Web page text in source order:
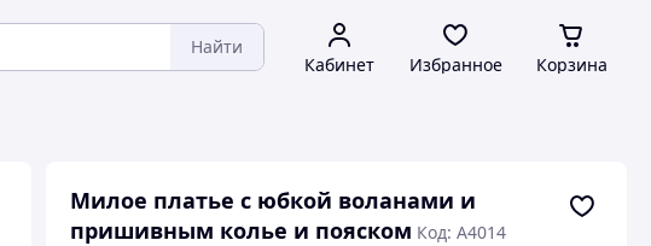
Найти
Кабинет Избранное Корзина
Милое платье с юбкой воланами и
пришивным колье и пояском Код: А4014